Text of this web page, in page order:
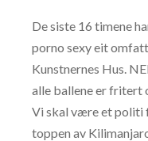
De siste 16 timene
porno sexy eit
Kunstnernes Hus.
alle ballene er fritert
Vi skal være et politi
toppen av